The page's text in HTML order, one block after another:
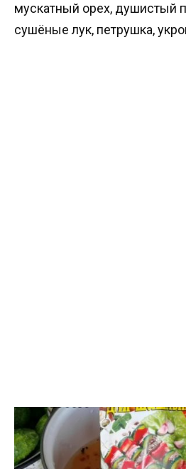
мускатный орех, душистый
сушёные лук, петрушка,